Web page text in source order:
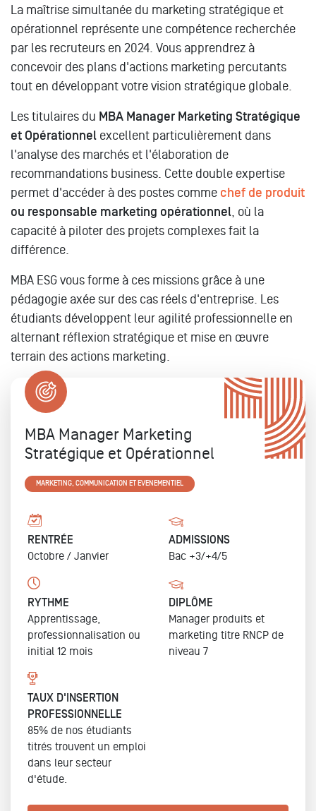
La maîtrise simultanée du marketing stratégique et
opérationnel représente une compétence recherchée
par les recruteurs en 2024. Vous apprendrez à
concevoir des plans d'actions marketing percutants
tout en développant votre vision stratégique globale.
Les titulaires du MBA Manager Marketing Stratégique
et Opérationnel excellent particulièrement dans
l'analyse des marchés et l'élaboration de
recommandations business. Cette double expertise
permet d'accéder à des postes comme chef de produit
ou responsable marketing opérationnel, où la
capacité à piloter des projets complexes fait la
différence.
MBA ESG vous forme à ces missions grâce à une
pédagogie axée sur des cas réels d'entreprise. Les
étudiants développent leur agilité professionnelle en
alternant réflexion stratégique et mise en œuvre
terrain des actions marketing.
MBA Manager Marketing
Stratégique et Opérationnel
MARKETING, COMMUNICATION ET EVENEMENTIEL
RENTRÉE
Octobre / Janvier
ADMISSIONS
Bac +3/+4/5
RYTHME
Apprentissage,
professionnalisation ou
initial 12 mois
DIPLÔME
Manager produits et
marketing titre RNCP de
niveau 7
TAUX D'INSERTION
PROFESSIONNELLE
85% de nos étudiants
titrés trouvent un emploi
dans leur secteur
d'étude.